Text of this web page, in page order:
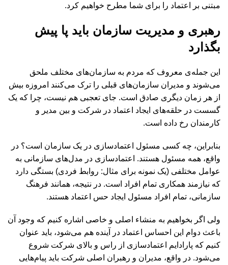
مبتنی بر اعتماد را برای شما مطرح خواهیم کرد.
رهبری و مدیریت سازمان باید پا پیش
بگذارد
این جمله‌ی معروف که مردم به سازمان‌های مختلف ملحق
می‌شوند و مدیران سازمان‌های قبلی را ترک می‌کنند امروزه بیش
از هر زمان دیگری صادق است. جای تعجبی هم نیست، چرا که یک
گسست در حلقه‌های ایجاد اعتماد در شرکت و بین مدیر و
کارمندان رخ داده است.
بنابراین، چه کسی مسئول اعتمادسازی در یک سازمان است؟ در
واقع، همه مسئول هستند. اعتمادسازی در مدل‌های سازمانی به
عوامل مختلفی (یک نمونه برای مثال: روابط فردی) بستگی دارد
که نیازمند همکاری تمام افراد است. در نتیجه، همانند فرهنگ
سازمانی، تمام افراد مسئول ایجاد حس اعتماد هستند.
ولی اگر بخواهیم به منشاء اصلی و خاصی اشاره کنیم که وجود آن
باعث دوام این احساس اعتماد در آینده هم می‌شود، باید عنوان
کنیم که پارادایم اعتمادسازی از راس و بالای شرکت شروع
می‌شود. در واقع،‌ مدیران و رهبران اصلی شرکت باید پیام‌هایی